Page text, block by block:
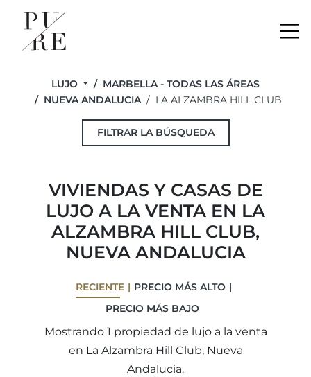
LUJO
MARBELLA - TODAS LAS ÁREAS
NUEVA ANDALUCIA
LA ALZAMBRA HILL CLUB
FILTRAR LA BÚSQUEDA
VIVIENDAS Y CASAS DE
LUJO A LA VENTA EN LA
ALZAMBRA HILL CLUB,
NUEVA ANDALUCIA
RECIENTE
PRECIO MÁS ALTO
PRECIO MÁS BAJO
Mostrando 1 propiedad de lujo a la venta
en La Alzambra Hill Club, Nueva
Andalucia.